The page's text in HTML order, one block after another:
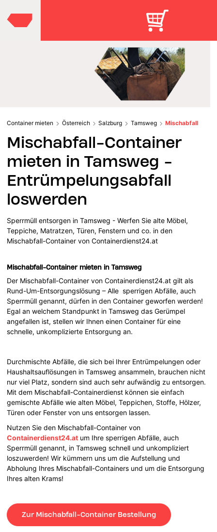
Container mieten Österreich Salzburg Tamsweg Mischabfall
Mischabfall-Container
mieten in Tamsweg -
Entrümpelungsabfall
loswerden
Sperrmüll entsorgen in Tamsweg - Werfen Sie alte Möbel,
Teppiche, Matratzen, Türen, Fenstern und co. in den
Mischabfall-Container von Containerdienst24.at
Mischabfall-Container mieten in Tamsweg
Der Mischabfall-Container von Containerdienst24.at gilt als
Rund-Um-Entsorgungslösung – Alle sperrigen Abfälle, auch
Sperrmüll genannt, dürfen in den Container geworfen werden!
Egal an welchem Standpunkt in Tamsweg das Gerümpel
angefallen ist, stellen wir Ihnen einen Container für eine
schnelle, unkomplizierte Entsorgung an.
Durchmischte Abfälle, die sich bei Ihrer Entrümpelungen oder
Haushaltsauflösungen in Tamsweg ansammeln, brauchen nicht
nur viel Platz, sondern sind auch sehr aufwändig zu entsorgen.
Mit dem Mischabfall-Containerdienst können sie einfach
gemischte Abfälle wie alten Möbel, Teppichen, Stoffe, Hölzer,
Türen oder Fenster von uns entsorgen lassen.
Nutzen Sie den Mischabfall-Container von
Containerdienst24.at um Ihre sperrigen Abfälle, auch
Sperrmüll genannt, in Tamsweg schnell und unkompliziert
loszuwerden! Wir kümmern uns um die Aufstellung und
Abholung Ihres Mischabfall-Containers und um die Entsorgung
Ihres alten Krams!
Zur Mischabfall-Container Bestellung